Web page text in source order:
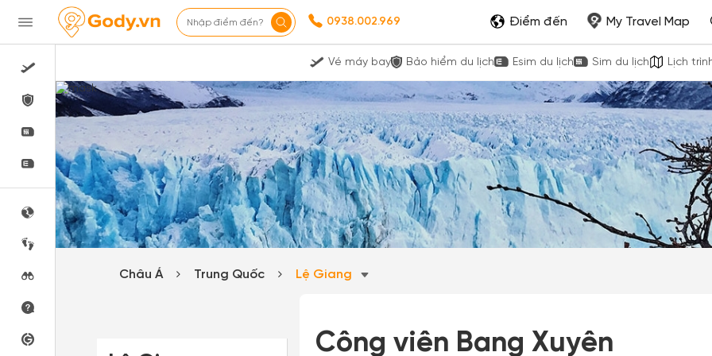
Nhập điểm đến? 0938.002.969 Điểm đến My Travel Map
Vé máy bay Bảo hiểm du lịch Esim du lịch Sim du lịch Lịch
Châu Á Trung Quốc Lệ Giang
Công viên Bang Xuyên